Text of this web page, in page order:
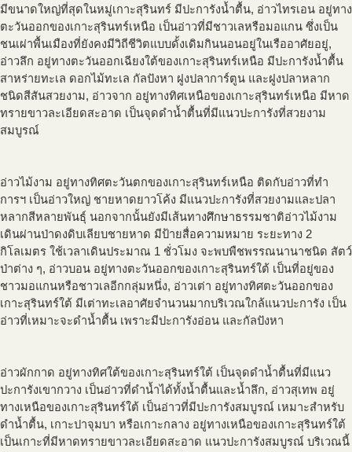
มีขนาดใหญ่ที่สุดในหมู่เกาะสุรินทร์ มีปะการังน้ำตื้น, อ่าวไทรเอน อยู่ทาง
ตะวันออกของเกาะสุรินทร์เหนือ เป็นอ่าวที่มีชาวเลหรือมอแกน ซึ่งเป็น
ชนเผ่าพื้นเมืองที่ยังคงมีวิถีชีวิตแบบดั้งเดิมกินนอนอยู่ในเรืออาศัยอยู่,
อ่าวลึก อยู่ทางตะวันออกเฉียงใต้ของเกาะสุรินทร์เหนือ มีปะการังน้ำตื้น
สาหร่ายทะเล ดอกไม้ทะเล กัลปังหา ฝูงปลาการ์ตูน และฝูงปลาหลาก
ชนิดสีสันสวยงาม, อ่าวจาก อยู่ทางทิศเหนือของเกาะสุรินทร์เหนือ มีหาด
ทรายขาวละเอียดสะอาด เป็นจุดดำน้ำตื้นที่มีแนวปะการังที่สวยงาม
สมบูรณ์
อ่าวไม้งาม อยู่ทางทิศตะวันตกของเกาะสุรินทร์เหนือ ติดกับอ่าวที่ทำ
การฯ เป็นอ่าวใหญ่ ชายหาดยาวโค้ง มีแนวปะการังที่สวยงามและปลา
หลากสีหลายพันธุ์ นอกจากนั้นยังมีเส้นทางศึกษาธรรมชาติอ่าวไม้งาม
เดินผ่านป่าดงดิบเลียบชายหาด มีป้ายสื่อความหมาย ระยะทาง 2
กิโลเมตร ใช้เวลาเดินประมาณ 1 ชั่วโมง จะพบพืชพรรณนานาชนิด สัตว์
ป่าต่าง ๆ, อ่าวบอน อยู่ทางตะวันออกของเกาะสุรินทร์ใต้ เป็นที่อยู่ของ
ชาวมอแกนหรือชาวเลอีกกลุ่มหนึ่ง, อ่าวเต่า อยู่ทางทิศตะวันออกของ
เกาะสุรินทร์ใต้ มีเต่าทะเลอาศัยจำนวนมากบริเวณใกล้แนวปะการัง เป็น
อ่าวที่เหมาะจะดำน้ำตื้น เพราะมีปะการังอ่อน และกัลปังหา
อ่าวผักกาด อยู่ทางทิศใต้ของเกาะสุรินทร์ใต้ เป็นจุดดำน้ำตื้นที่มีแนว
ปะการังเขากวาง เป็นอ่าวที่ดำน้ำได้ทั้งน้ำตื้นและน้ำลึก, อ่าวสุเทพ อยู่
ทางเหนือของเกาะสุรินทร์ใต้ เป็นอ่าวที่มีปะการังสมบูรณ์ เหมาะสำหรับ
ดำน้ำตื้น, เกาะปาจุมบา หรือเกาะกลาง อยู่ทางเหนือของเกาะสุรินทร์ใต้
เป็นเกาะที่มีหาดทรายขาวละเอียดสะอาด แนวปะการังสมบูรณ์ บริเวณนี้